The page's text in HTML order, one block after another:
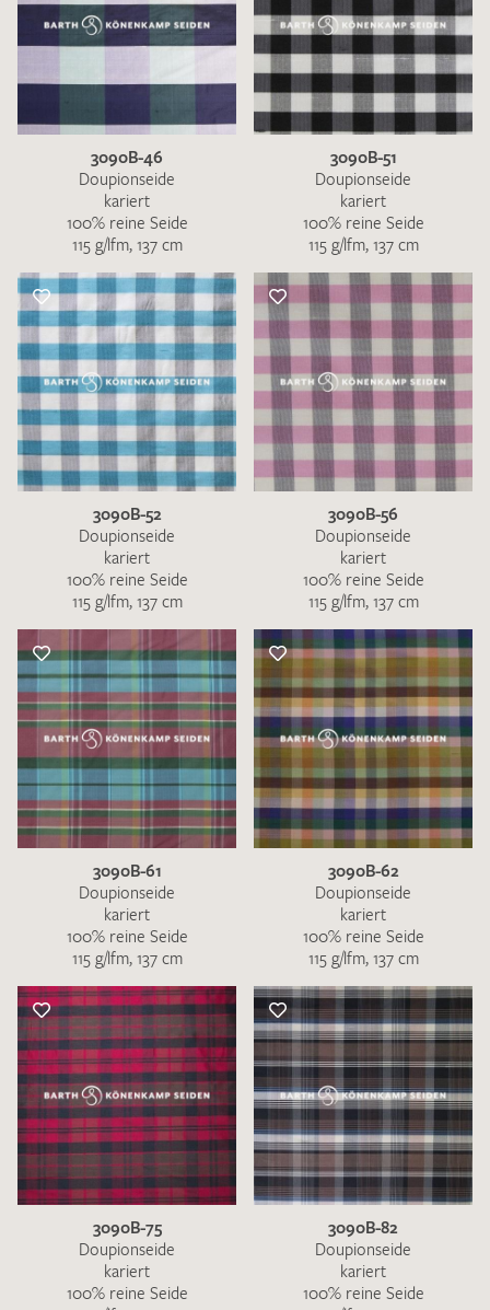
3090B-46
Doupionseide
kariert
100% reine Seide
115 g/lfm, 137 cm
3090B-51
Doupionseide
kariert
100% reine Seide
115 g/lfm, 137 cm
3090B-52
Doupionseide
kariert
100% reine Seide
115 g/lfm, 137 cm
3090B-56
Doupionseide
kariert
100% reine Seide
115 g/lfm, 137 cm
3090B-61
Doupionseide
kariert
100% reine Seide
115 g/lfm, 137 cm
3090B-62
Doupionseide
kariert
100% reine Seide
115 g/lfm, 137 cm
3090B-75
Doupionseide
kariert
100% reine Seide
3090B-82
Doupionseide
kariert
100% reine Seide